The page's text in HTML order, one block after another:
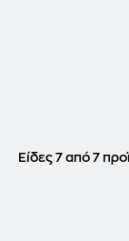
Είδες 7 από 7